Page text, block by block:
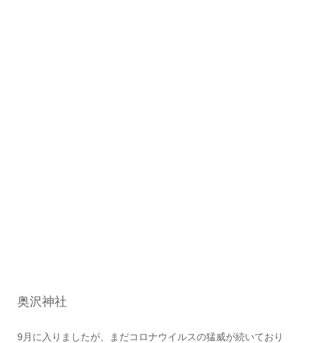
奥沢神社
9月に入りましたが、まだコロナウイルスの猛威が続いており